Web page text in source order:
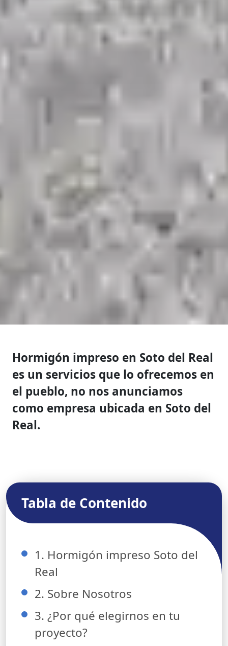
Hormigón impreso en Soto del Real
es un servicios que lo ofrecemos en
el pueblo, no nos anunciamos
como empresa ubicada en Soto del
Real.
Tabla de Contenido
1. Hormigón impreso Soto del
Real
2. Sobre Nosotros
3. ¿Por qué elegirnos en tu
proyecto?